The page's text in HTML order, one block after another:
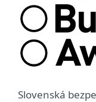
Slovenská